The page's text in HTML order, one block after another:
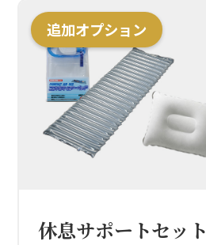
追加オプション
休息サポートセット